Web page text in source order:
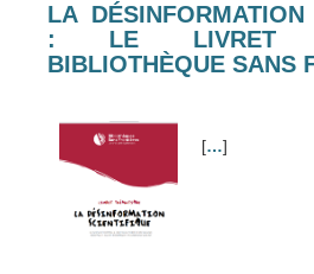
LA
: LE LIVRET
BIBLIOTHÈQUE SANS
[…]